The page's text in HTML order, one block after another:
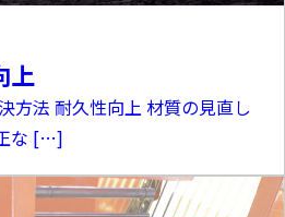
上
方法 耐久性向上 材質の見直し
な […]